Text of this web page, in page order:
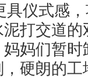
具仪式感
打交道
妈们暂
，硬朗的